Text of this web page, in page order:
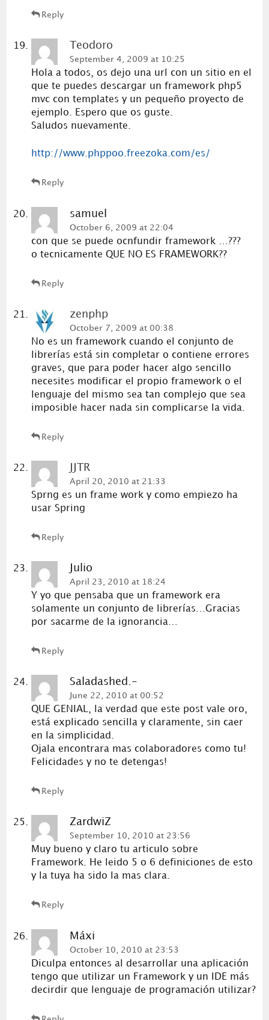
Reply
Teodoro
September 4, 2009 at 10:25
Hola a todos, os dejo una url con un sitio en el
que te puedes descargar un framework php5
mvc con templates y un pequeño proyecto de
ejemplo. Espero que os guste.
Saludos nuevamente.
http://www.phppoo.freezoka.com/es/
Reply
samuel
October 6, 2009 at 22:04
con que se puede ocnfundir framework …???
o tecnicamente QUE NO ES FRAMEWORK??
Reply
zenphp
October 7, 2009 at 00:38
No es un framework cuando el conjunto de
librerías está sin completar o contiene errores
graves, que para poder hacer algo sencillo
necesites modificar el propio framework o el
lenguaje del mismo sea tan complejo que sea
imposible hacer nada sin complicarse la vida.
Reply
JJTR
April 20, 2010 at 21:33
Sprng es un frame work y como empiezo ha
usar Spring
Reply
Julio
April 23, 2010 at 18:24
Y yo que pensaba que un framework era
solamente un conjunto de librerías…Gracias
por sacarme de la ignorancia…
Reply
Saladashed.-
June 22, 2010 at 00:52
QUE GENIAL, la verdad que este post vale oro,
está explicado sencilla y claramente, sin caer
en la simplicidad.
Ojala encontrara mas colaboradores como tu!
Felicidades y no te detengas!
Reply
ZardwiZ
September 10, 2010 at 23:56
Muy bueno y claro tu articulo sobre
Framework. He leido 5 o 6 definiciones de esto
y la tuya ha sido la mas clara.
Reply
Máxi
October 10, 2010 at 23:53
Diculpa entonces al desarrollar una aplicación
tengo que utilizar un Framework y un IDE más
decirdir que lenguaje de programación utilizar?